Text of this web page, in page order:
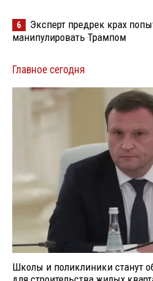
6
Эксперт предрек крах
манипулировать Трампом
Главное сегодня
Школы и поликлиники станут